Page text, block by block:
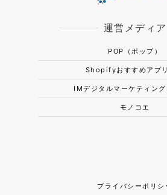
運営メディア
POP（ポップ）
Shopifyおすすめアプ
IMデジタルマーケティング
モノコエ
プライバシーポリシ